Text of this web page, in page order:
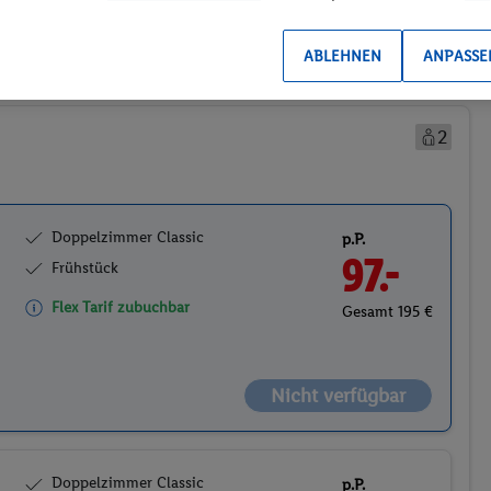
Preis aufsteigend
2
Doppelzimmer Classic
Frühstück
Flex Tarif zubuchbar
p.P.
97.-
Gesamt 195 €
Nicht verfügbar
Doppelzimmer Classic
p.P.
ABLEHNEN